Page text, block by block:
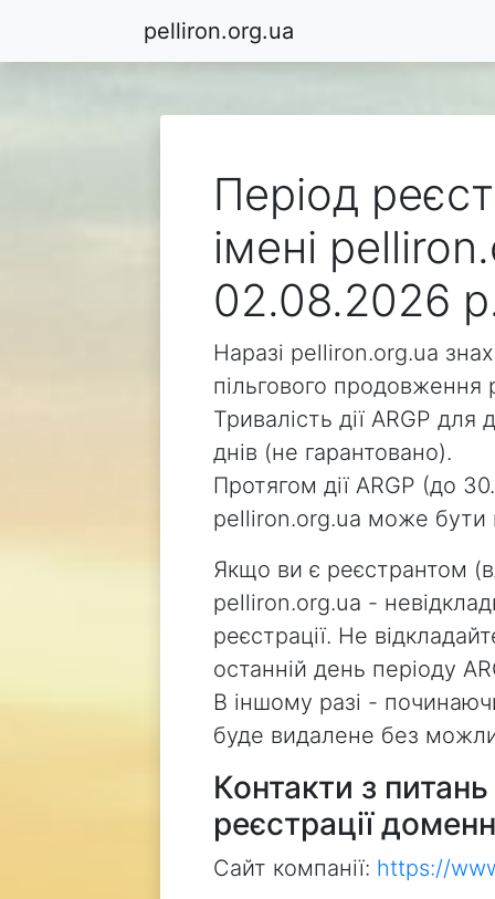
pelliron.org.ua
Період
імені
02.08.2026
Наразі pelliron.org.ua
пільгового продовження
Тривалість дії ARGP
днів (не гарантовано).
Протягом дії ARGP (до
pelliron.org.ua може бути
Якщо ви є реєстрантом
pelliron.org.ua -
реєстрації. Не
останній день періоду
В іншому разі -
буде видалене без
Контакти з
реєстрації
Сайт компанії: https://